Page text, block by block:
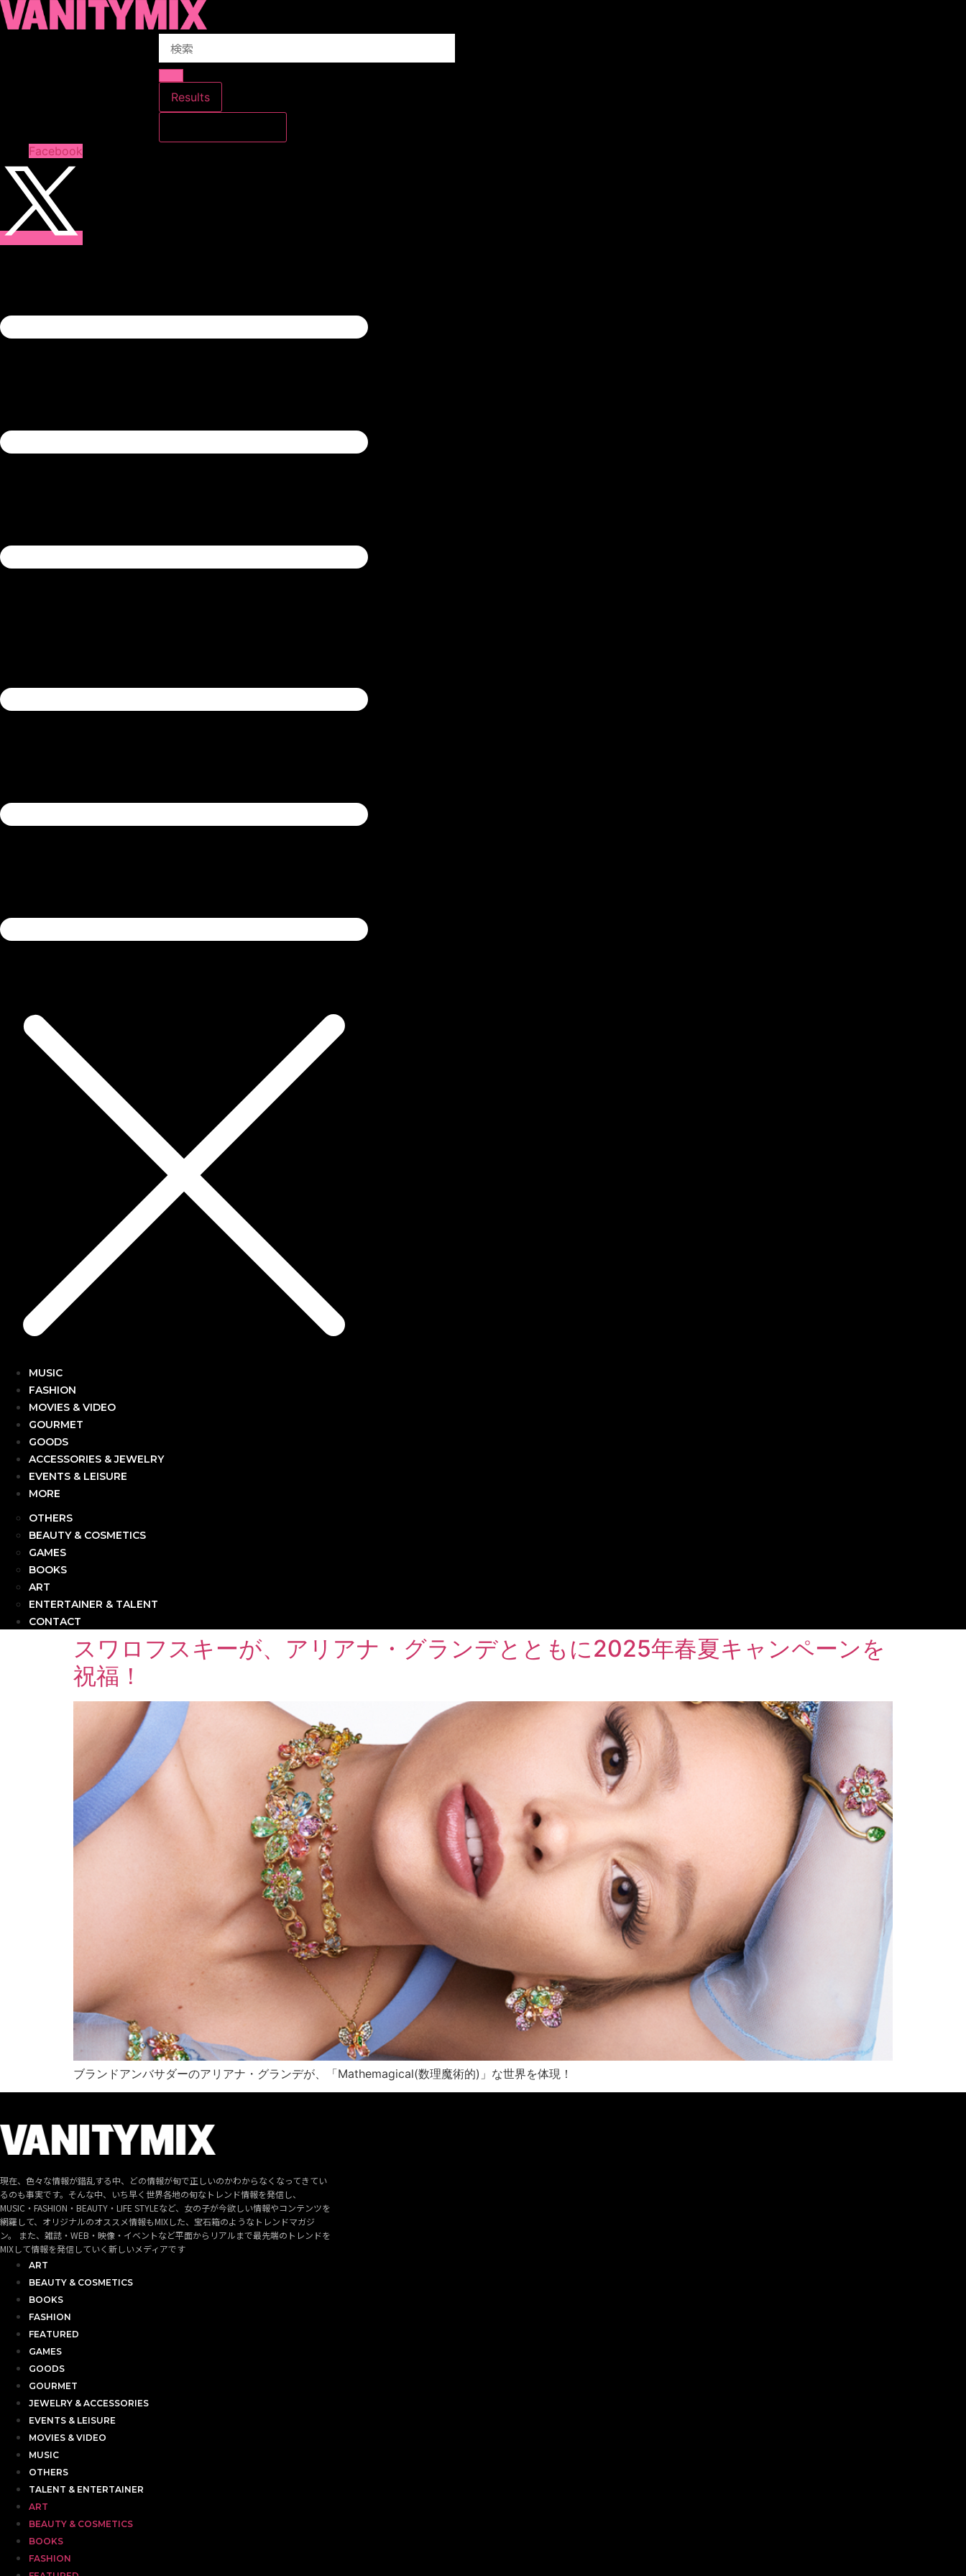
コ
ン
プ
Search
Results
Facebook
MUSIC
FASHION
MOVIES & VIDEO
GOURMET
GOODS
ACCESSORIES & JEWELRY
EVENTS & LEISURE
MORE
OTHERS
BEAUTY & COSMETICS
GAMES
BOOKS
ART
ENTERTAINER & TALENT
CONTACT
スワロフスキーが、アリアナ・グランデとともに2025年春夏キャンペーンを
祝福！
ブランドアンバサダーのアリアナ・グランデが、「Mathemagical(数理魔術的)」な世界を体現！
現在、色々な情報が錯乱する中、どの情報が旬で正しいのかわからなくなってきてい
るのも事実です。そんな中、いち早く世界各地の旬なトレンド情報を発信し、
MUSIC・FASHION・BEAUTY・LIFE STYLEなど、女の子が今欲しい情報やコンテンツを
網羅して、オリジナルのオススメ情報もMIXした、宝石箱のようなトレンドマガジ
ン。 また、雑誌・WEB・映像・イベントなど平面からリアルまで最先端のトレンドを
MIXして情報を発信していく新しいメディアです
ART
BEAUTY & COSMETICS
BOOKS
FASHION
FEATURED
GAMES
GOODS
GOURMET
JEWELRY & ACCESSORIES
EVENTS & LEISURE
MOVIES & VIDEO
MUSIC
OTHERS
TALENT & ENTERTAINER
ART
BEAUTY & COSMETICS
BOOKS
FASHION